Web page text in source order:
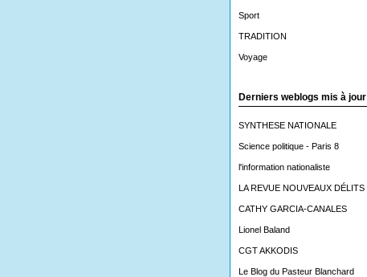
Sport
TRADITION
Voyage
Derniers weblogs mis à jour
SYNTHESE NATIONALE
Science politique - Paris 8
l'information nationaliste
LA REVUE NOUVEAUX DÉLITS
CATHY GARCIA-CANALES
Lionel Baland
CGT AKKODIS
Le Blog du Pasteur Blanchard